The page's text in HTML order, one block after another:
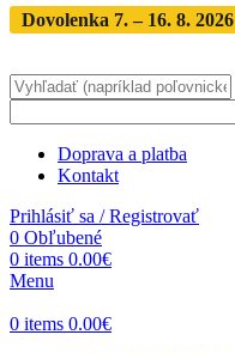
Dovolenka 7. – 16. 8. 2026
Doprava a platba
Kontakt
Prihlásiť sa / Registrovať
0 Obľubené
0 items 0.00€
Menu
0 items 0.00€